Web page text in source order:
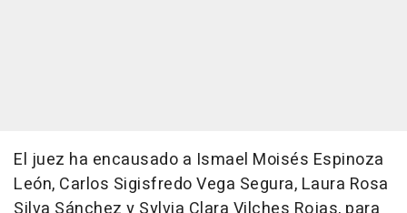
El juez ha encausado a Ismael Moisés Espinoza
León, Carlos Sigisfredo Vega Segura, Laura Rosa